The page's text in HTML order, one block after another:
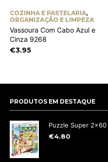
COZINHA E PASTELARIA,
ORGANIZAÇÃO E LIMPEZA
Vassoura Com Cabo Azul e
Cinza 9268
€3.95
PRODUTOS EM DESTAQUE
Puzzle Super
€4.80